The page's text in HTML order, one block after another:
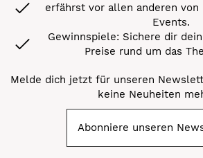
erfährst vor allen anderen von
Events.
Gewinnspiele: Sichere dir
Preise rund um das
Melde dich jetzt für unseren
keine Neuheiten
Abonniere unseren